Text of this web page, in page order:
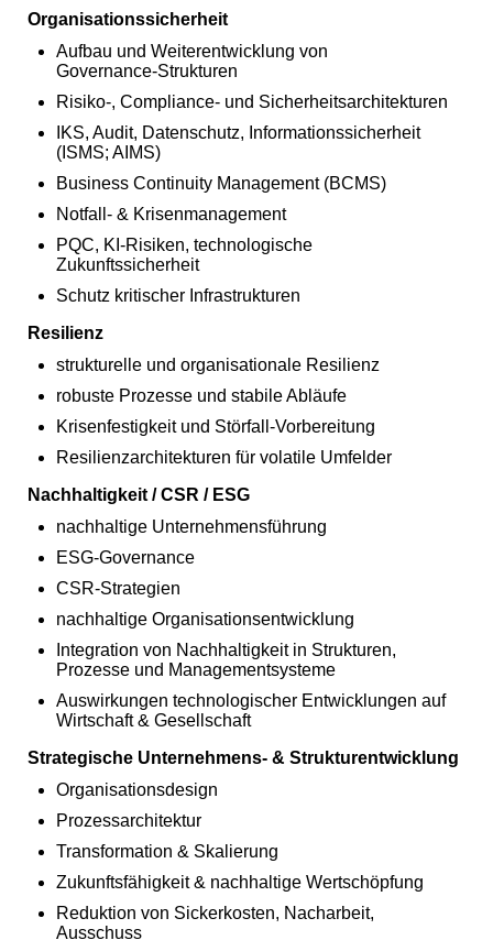
Organisationssicherheit
Aufbau und Weiterentwicklung von
Governance‑Strukturen
Risiko‑, Compliance‑ und Sicherheitsarchitekturen
IKS, Audit, Datenschutz, Informationssicherheit
(ISMS; AIMS)
Business Continuity Management (BCMS)
Notfall‑ & Krisenmanagement
PQC, KI‑Risiken, technologische
Zukunftssicherheit
Schutz kritischer Infrastrukturen
Resilienz
strukturelle und organisationale Resilienz
robuste Prozesse und stabile Abläufe
Krisenfestigkeit und Störfall‑Vorbereitung
Resilienzarchitekturen für volatile Umfelder
Nachhaltigkeit / CSR / ESG
nachhaltige Unternehmensführung
ESG‑Governance
CSR‑Strategien
nachhaltige Organisationsentwicklung
Integration von Nachhaltigkeit in Strukturen,
Prozesse und Managementsysteme
Auswirkungen technologischer Entwicklungen auf
Wirtschaft & Gesellschaft
Strategische Unternehmens‑ & Strukturentwicklung
Organisationsdesign
Prozessarchitektur
Transformation & Skalierung
Zukunftsfähigkeit & nachhaltige Wertschöpfung
Reduktion von Sickerkosten, Nacharbeit,
Ausschuss